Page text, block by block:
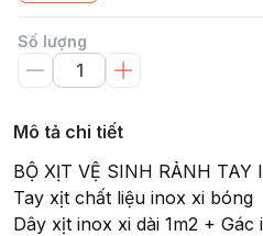
Số lượng
Mô tả chi tiết
BỘ XỊT VỆ SINH RẢNH
Tay xịt chất liệu inox xi bóng
Dây xịt inox xi dài 1m2 + Gác